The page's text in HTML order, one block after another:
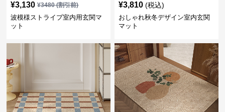
¥3,130 ¥3480(割引前)
波模様ストライプ室内用玄関マ
ット
¥3,810 (税込)
おしゃれ秋冬デザイン室内玄関
マット